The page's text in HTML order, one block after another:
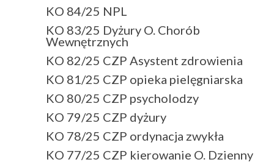
KO 84/25 NPL
KO 83/25 Dyżury O. Chorób
Wewnętrznych
KO 82/25 CZP Asystent zdrowienia
KO 81/25 CZP opieka pielęgniarska
KO 80/25 CZP psycholodzy
KO 79/25 CZP dyżury
KO 78/25 CZP ordynacja zwykła
KO 77/25 CZP kierowanie O. Dzienny